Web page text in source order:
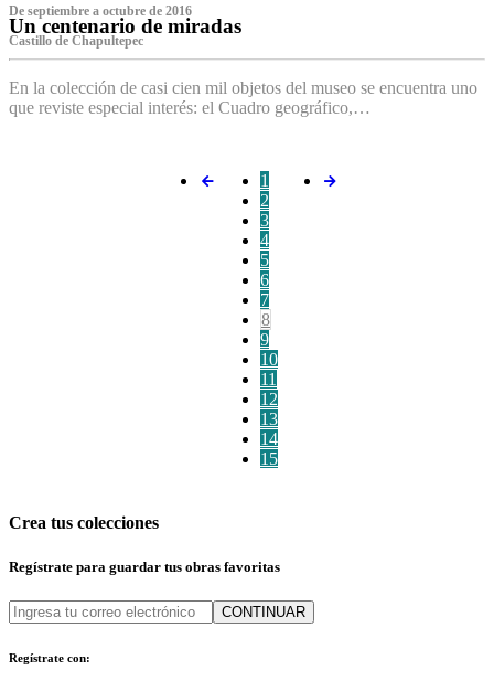
De septiembre a octubre de 2016
Un centenario de miradas
Castillo de Chapultepec
En la colección de casi cien mil objetos del museo se encuentra uno
que reviste especial interés: el Cuadro geográfico,…
1
2
3
4
5
6
7
8
9
10
11
12
13
14
15
Crea tus colecciones
Regístrate para guardar tus obras favoritas
CONTINUAR
Regístrate con: